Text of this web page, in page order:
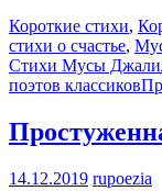
Короткие стихи,
стихи о счастье,
Стихи Мусы
поэтов классиков
14.12.2019 rupoezia